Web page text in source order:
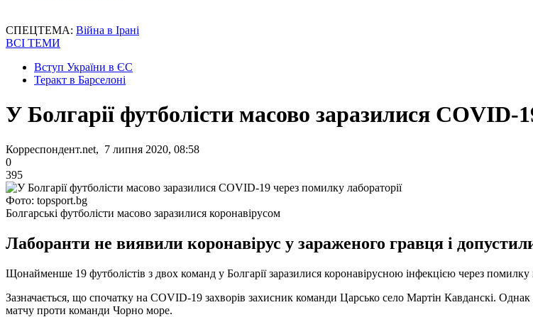
СПЕЦТЕМА: Війна в Ірані
ВСІ ТЕМИ
Вступ України в ЄС
Теракт в Барселоні
У Болгарії футболісти масово заразилися COVID-
Корреспондент.net, 7 липня 2020, 08:58
0
395
Фото: topsport.bg
Болгарські футболісти масово заразилися коронавірусом
Лаборанти не виявили коронавірус у зараженого гравця і
Щонайменше 19 футболістів з двох команд у Болгарії заразилися коронавірусною інфекцією через помилку
Зазначається, що спочатку на COVID-19 захворів захисник команди Царсько село Мартін Кавданскі.
матчу проти команди Чорно море.